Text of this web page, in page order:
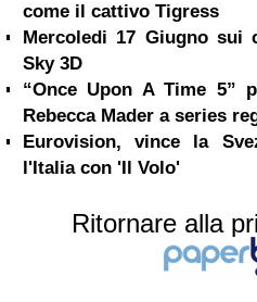
come il cattivo Tigress
Mercoledi 17 Giugno sui
Sky 3D
“Once Upon A Time 5”
Rebecca Mader a series
Eurovision, vince la
l'Italia con 'Il Volo'
Ritornare alla